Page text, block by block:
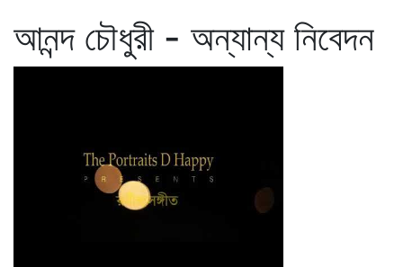
আনন্দ চৌধুরী - অন্যান্য নিবেদন